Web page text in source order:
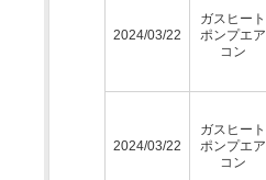
2024/03/22
ガスヒート
ポンプエア
コン
2024/03/22
ガスヒート
ポンプエア
コン